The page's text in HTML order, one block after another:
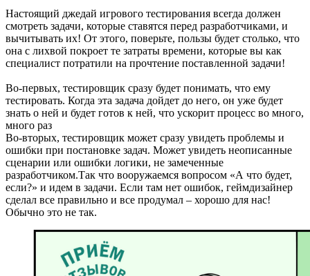
Настоящий джедай игрового тестирования всегда должен
смотреть задачи, которые ставятся перед разработчиками, и
вычитывать их! От этого, поверьте, пользы будет столько, что
она с лихвой покроет те затраты времени, которые вы как
специалист потратили на прочтение поставленной задачи!
Во-первых, тестировщик сразу будет понимать, что ему
тестировать. Когда эта задача дойдет до него, он уже будет
знать о ней и будет готов к ней, что ускорит процесс во много,
много раз
Во-вторых, тестировщик может сразу увидеть проблемы и
ошибки при постановке задач. Может увидеть неописанные
сценарии или ошибки логики, не замеченные
разработчиком.Так что вооружаемся вопросом «А что будет,
если?» и идем в задачи. Если там нет ошибок, геймдизайнер
сделал все правильно и все продумал – хорошо для нас!
Обычно это не так.